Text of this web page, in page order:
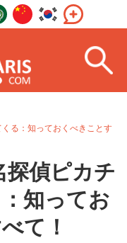
る：知っておくべきことす
探偵ピカチ
知ってお
て！